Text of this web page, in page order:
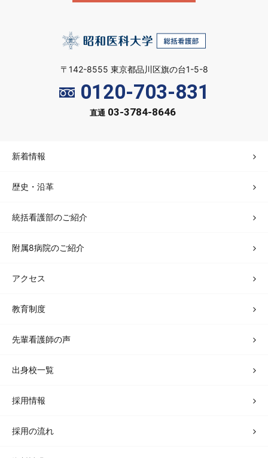
〒142-8555 東京都品川区旗の台1-5-8
0120-703-831
直通 03-3784-8646
新着情報
歴史・沿革
統括看護部のご紹介
附属8病院のご紹介
アクセス
教育制度
先輩看護師の声
出身校一覧
採用情報
採用の流れ